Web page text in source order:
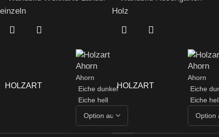
HOLZART
Ahorn
Eiche dunkel
Eiche hell
HOLZART
Ahorn
Eiche
Eiche